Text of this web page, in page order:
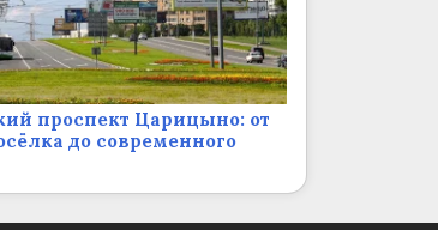
проспект Царицыно: от
до современного